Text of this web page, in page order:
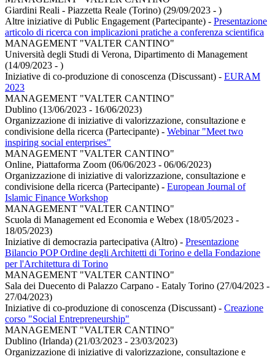
Giardini Reali - Piazzetta Reale (Torino) (29/09/2023 - )
Altre iniziative di Public Engagement (Partecipante) - Presentazione
articolo di ricerca con implicazioni pratiche a conferenza scientifica
MANAGEMENT "VALTER CANTINO"
Università degli Studi di Verona, Dipartimento di Management
(14/09/2023 - )
Iniziative di co-produzione di conoscenza (Discussant) - EURAM
2023
MANAGEMENT "VALTER CANTINO"
Dublino (13/06/2023 - 16/06/2023)
Organizzazione di iniziative di valorizzazione, consultazione e
condivisione della ricerca (Partecipante) - Webinar "Meet two
inspiring social enterprises"
MANAGEMENT "VALTER CANTINO"
Online, Piattaforma Zoom (06/06/2023 - 06/06/2023)
Organizzazione di iniziative di valorizzazione, consultazione e
condivisione della ricerca (Partecipante) - European Journal of
Islamic Finance Workshop
MANAGEMENT "VALTER CANTINO"
Scuola di Management ed Economia e Webex (18/05/2023 -
18/05/2023)
Iniziative di democrazia partecipativa (Altro) - Presentazione
Bilancio POP Ordine degli Architetti di Torino e della Fondazione
per l'Architettura di Torino
MANAGEMENT "VALTER CANTINO"
Sala dei Duecento di Palazzo Carpano - Eataly Torino (27/04/2023 -
27/04/2023)
Iniziative di co-produzione di conoscenza (Discussant) - Creazione
corso "Social Entrepreneurship"
MANAGEMENT "VALTER CANTINO"
Dublino (Irlanda) (21/03/2023 - 23/03/2023)
Organizzazione di iniziative di valorizzazione, consultazione e